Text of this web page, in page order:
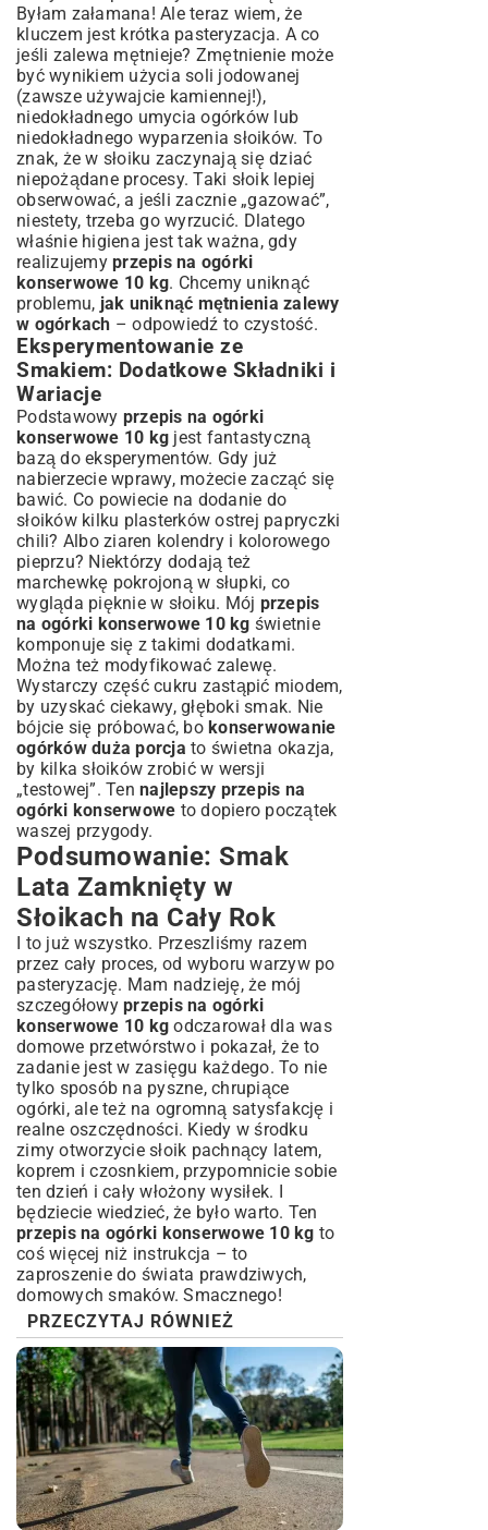
Byłam załamana! Ale teraz wiem, że
kluczem jest krótka pasteryzacja. A co
jeśli zalewa mętnieje? Zmętnienie może
być wynikiem użycia soli jodowanej
(zawsze używajcie kamiennej!),
niedokładnego umycia ogórków lub
niedokładnego wyparzenia słoików. To
znak, że w słoiku zaczynają się dziać
niepożądane procesy. Taki słoik lepiej
obserwować, a jeśli zacznie „gazować”,
niestety, trzeba go wyrzucić. Dlatego
właśnie higiena jest tak ważna, gdy
realizujemy przepis na ogórki
konserwowe 10 kg. Chcemy uniknąć
problemu, jak uniknąć mętnienia zalewy
w ogórkach – odpowiedź to czystość.
Eksperymentowanie ze
Smakiem: Dodatkowe Składniki i
Wariacje
Podstawowy przepis na ogórki
konserwowe 10 kg jest fantastyczną
bazą do eksperymentów. Gdy już
nabierzecie wprawy, możecie zacząć się
bawić. Co powiecie na dodanie do
słoików kilku plasterków ostrej papryczki
chili? Albo ziaren kolendry i kolorowego
pieprzu? Niektórzy dodają też
marchewkę pokrojoną w słupki, co
wygląda pięknie w słoiku. Mój przepis
na ogórki konserwowe 10 kg świetnie
komponuje się z takimi dodatkami.
Można też modyfikować zalewę.
Wystarczy część cukru zastąpić miodem,
by uzyskać ciekawy, głęboki smak. Nie
bójcie się próbować, bo konserwowanie
ogórków duża porcja to świetna okazja,
by kilka słoików zrobić w wersji
„testowej”. Ten najlepszy przepis na
ogórki konserwowe to dopiero początek
waszej przygody.
Podsumowanie: Smak
Lata Zamknięty w
Słoikach na Cały Rok
I to już wszystko. Przeszliśmy razem
przez cały proces, od wyboru warzyw po
pasteryzację. Mam nadzieję, że mój
szczegółowy przepis na ogórki
konserwowe 10 kg odczarował dla was
domowe przetwórstwo i pokazał, że to
zadanie jest w zasięgu każdego. To nie
tylko sposób na pyszne, chrupiące
ogórki, ale też na ogromną satysfakcję i
realne oszczędności. Kiedy w środku
zimy otworzycie słoik pachnący latem,
koprem i czosnkiem, przypomnicie sobie
ten dzień i cały włożony wysiłek. I
będziecie wiedzieć, że było warto. Ten
przepis na ogórki konserwowe 10 kg to
coś więcej niż instrukcja – to
zaproszenie do świata prawdziwych,
domowych smaków. Smacznego!
PRZECZYTAJ RÓWNIEŻ